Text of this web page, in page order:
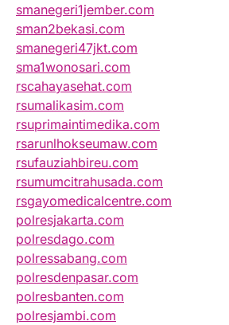
smanegeri1jember.com
sman2bekasi.com
smanegeri47jkt.com
sma1wonosari.com
rscahayasehat.com
rsumalikasim.com
rsuprimaintimedika.com
rsarunlhokseumaw.com
rsufauziahbireu.com
rsumumcitrahusada.com
rsgayomedicalcentre.com
polresjakarta.com
polresdago.com
polressabang.com
polresdenpasar.com
polresbanten.com
polresjambi.com